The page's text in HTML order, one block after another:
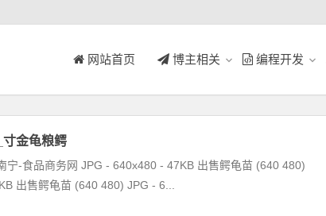
网站首页 博主相关 编程开发
金龟粮鳄
宁-食品商务网 JPG - 640x480 - 47KB 出售鳄龟苗 (640 480)
出售鳄龟苗 (640 480) JPG - 6...